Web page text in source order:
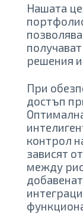
Нашата
решения и
При
достъп
контрол
зависят
между